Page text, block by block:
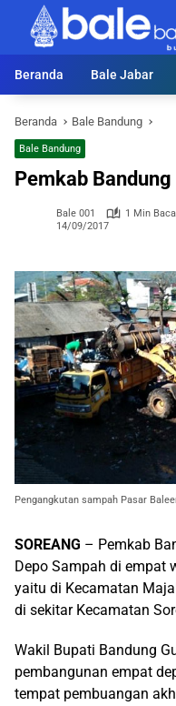
Langsung
konten
Beranda
Bale Jabar
Beranda Bale Bandung
Bale Bandung
Pemkab
Bale 001
1 Min Baca
14/09/2017
Pengangkutan sampah Pasar
SOREANG – Pemkab
Depo Sampah di empat
yaitu di Kecamatan
di sekitar Kecamatan
Wakil Bupati Bandung
pembangunan empat
tempat pembuangan